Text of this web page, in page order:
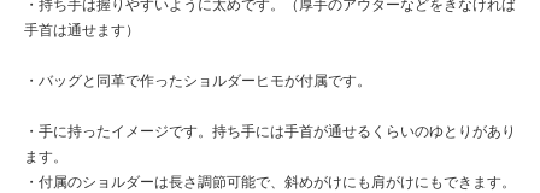
・持ち手は握りやすいように太めです。（厚手のアウターなどをきなければ
手首は通せます）
・バッグと同革で作ったショルダーヒモが付属です。
・手に持ったイメージです。持ち手には手首が通せるくらいのゆとりがあり
ます。
・付属のショルダーは長さ調節可能で、斜めがけにも肩がけにもできます。